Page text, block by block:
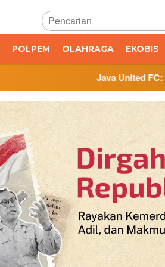
POLPEM OLAHRAGA EKOBIS
Java United FC: Berakar di